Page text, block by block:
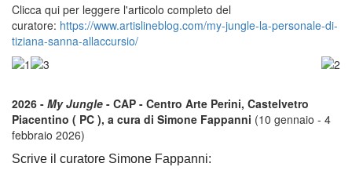
Clicca qui per leggere l'articolo completo del
curatore: https://www.artislineblog.com/my-jungle-la-personale-di-
tiziana-sanna-allaccursio/
2026 - My Jungle - CAP - Centro Arte Perini, Castelvetro
Piacentino ( PC ), a cura di Simone Fappanni (10 gennaio - 4
febbraio 2026)
Scrive il curatore Simone Fappanni: